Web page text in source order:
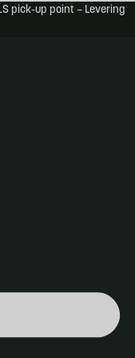
pick-up point – Levering